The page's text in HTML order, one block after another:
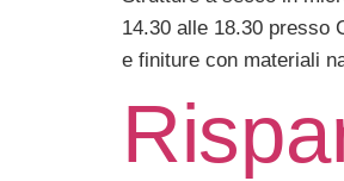
14.30 alle 18.30 presso
e finiture con materiali